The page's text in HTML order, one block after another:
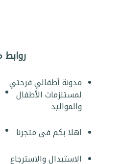
مدونة أطفالي فرحتي
لمستلزمات الأطفال
والمواليد
اهلا بكم فى متجرنا
الاستبدال والاسترجاع